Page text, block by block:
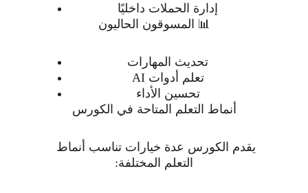
إدارة الحملات داخليًا
📊 المسوقون الحاليون
تحديث المهارات
تعلم أدوات AI
تحسين الأداء
أنماط التعلم المتاحة في الكورس
يقدم الكورس عدة خيارات تناسب أنماط
التعلم المختلفة: